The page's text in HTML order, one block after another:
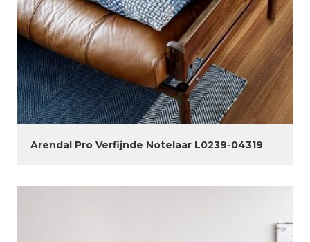
Arendal Pro Verfijnde Notelaar L0239-04319